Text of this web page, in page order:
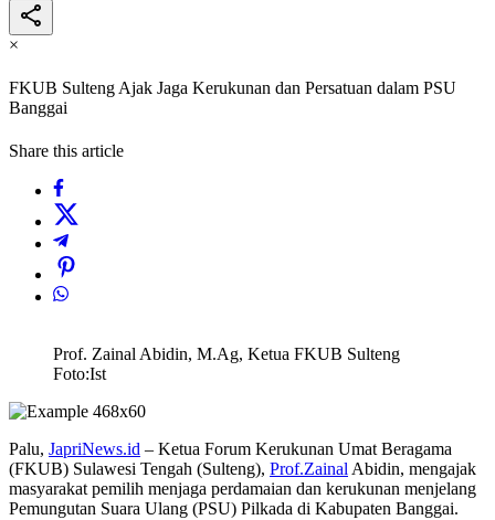
×
FKUB Sulteng Ajak Jaga Kerukunan dan Persatuan dalam PSU
Banggai
Share this article
Prof. Zainal Abidin, M.Ag, Ketua FKUB Sulteng
Foto:Ist
Palu, JapriNews.id – Ketua Forum Kerukunan Umat Beragama
(FKUB) Sulawesi Tengah (Sulteng), Prof.Zainal Abidin, mengajak
masyarakat pemilih menjaga perdamaian dan kerukunan menjelang
Pemungutan Suara Ulang (PSU) Pilkada di Kabupaten Banggai.